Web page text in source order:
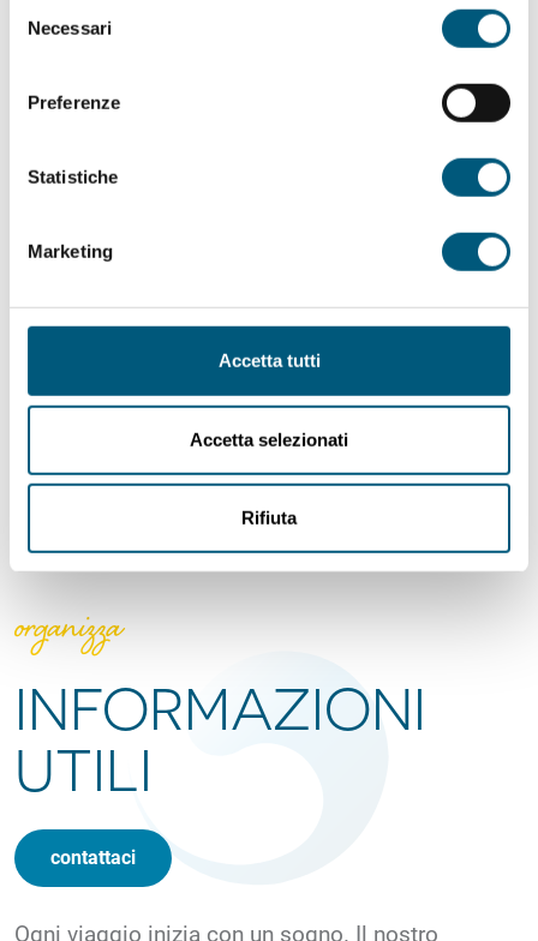
delNecessari
Preferenze
Statistiche
Marketing
Accetta tutti
Accetta selezionati
Rifiuta
Scopri
TARIFFE PARCHEGGI A
PAGAMENTO SPIAGGE DI
BUDONI - 2026
organizza
INFORMAZIONI
UTILI
contattaci
Ogni viaggio inizia con un sogno. Il nostro